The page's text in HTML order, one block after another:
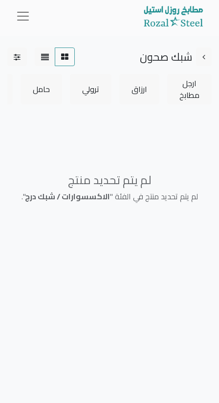
شبك صحون
ارجل
مطابخ
ارزاق ترولي حامل
لم يتم تحديد منتج
لم يتم تحديد منتج في الفئة "الاكسسوارات / شبك درج".
0.00 SR